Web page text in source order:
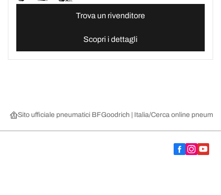
Trova un rivenditore
Scopri i dettagli
Sito ufficiale pneumatici BFGoodrich | Italia Cerca online